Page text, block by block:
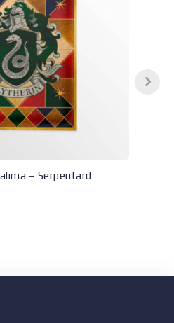
– Serpentard